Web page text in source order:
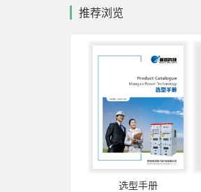
推荐浏览
选型手册